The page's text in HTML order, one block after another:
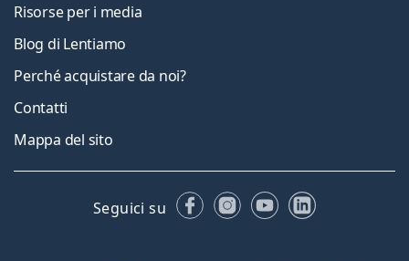
Risorse per i media
Blog di Lentiamo
Perché acquistare da noi?
Contatti
Mappa del sito
Seguici su FacebookInstagram
YouTubeLinkedIn